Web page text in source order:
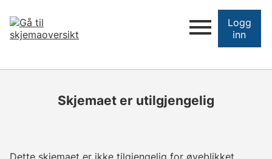
Logg
inn
Skjemaet er utilgjengelig